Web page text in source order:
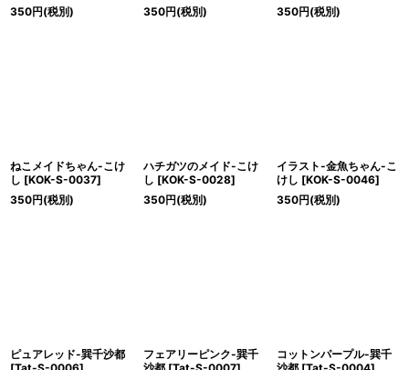
350円(税別)
350円(税別)
350円(税別)
ねこメイドちゃん-こけ
し [KOK-S-0037]
350円(税別)
ハチガツのメイド-こけ
し [KOK-S-0028]
350円(税別)
イラスト-金魚ちゃん-こ
けし [KOK-S-0046]
350円(税別)
ピュアレッド-巽千沙都
フェアリーピンク-巽千
コットンパープル-巽千